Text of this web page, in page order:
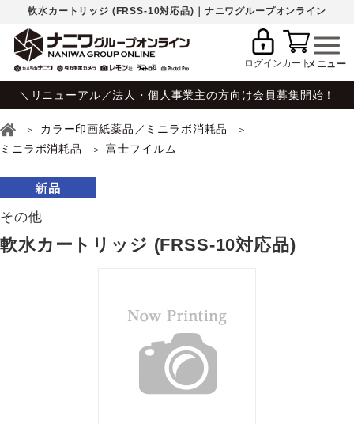
軟水カートリッジ (FRSS-10対応品)｜ナニワグループオンライン
ログインカート
＼リニューアル／法人・個人事業主の方向け会員募集開始！
カラー印画紙薬品／ミニラボ消耗品
ミニラボ消耗品
富士フイルム
その他
軟水カートリッジ (FRSS-10対応品)